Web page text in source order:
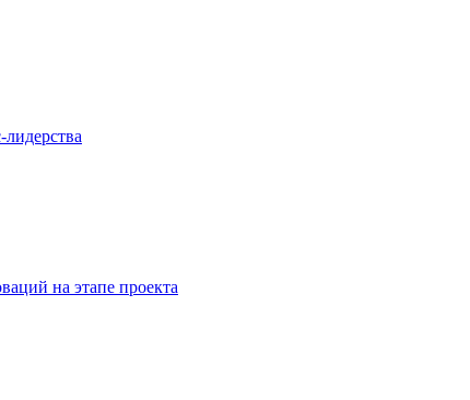
на этапе проекта